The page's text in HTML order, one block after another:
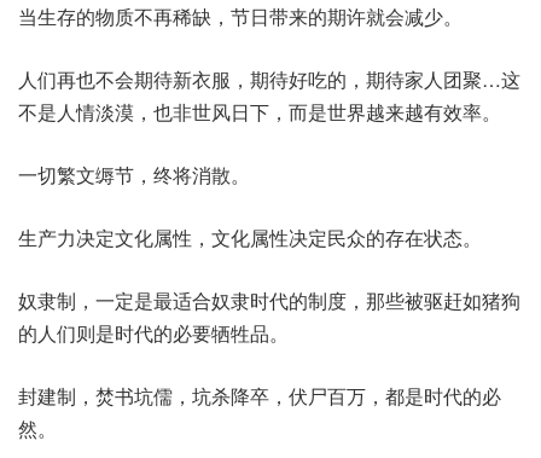
当生存的物质不再稀缺，节日带来的期许就会减少。
人们再也不会期待新衣服，期待好吃的，期待家人团聚…这
不是人情淡漠，也非世风日下，而是世界越来越有效率。
一切繁文缛节，终将消散。
生产力决定文化属性，文化属性决定民众的存在状态。
奴隶制，一定是最适合奴隶时代的制度，那些被驱赶如猪狗
的人们则是时代的必要牺牲品。
封建制，焚书坑儒，坑杀降卒，伏尸百万，都是时代的必
然。